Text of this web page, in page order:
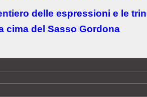
delle espressioni e le
cima del Sasso Gordona